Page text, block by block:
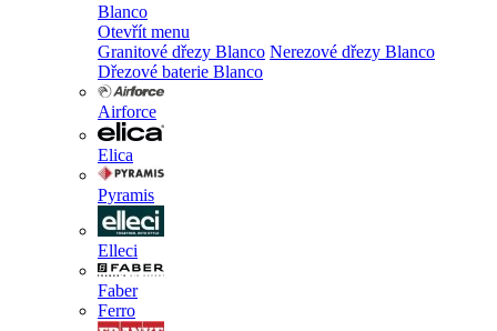
Blanco
Otevřít menu
Granitové dřezy Blanco Nerezové dřezy Blanco
Dřezové baterie Blanco
Airforce
Elica
Pyramis
Elleci
Faber
Ferro